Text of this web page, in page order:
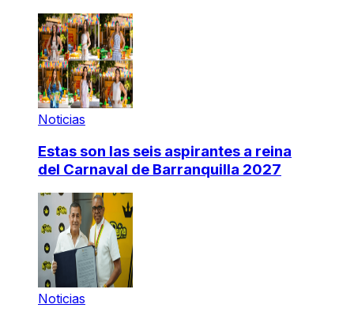
Noticias
Estas son las seis aspirantes a reina
del Carnaval de Barranquilla 2027
Noticias